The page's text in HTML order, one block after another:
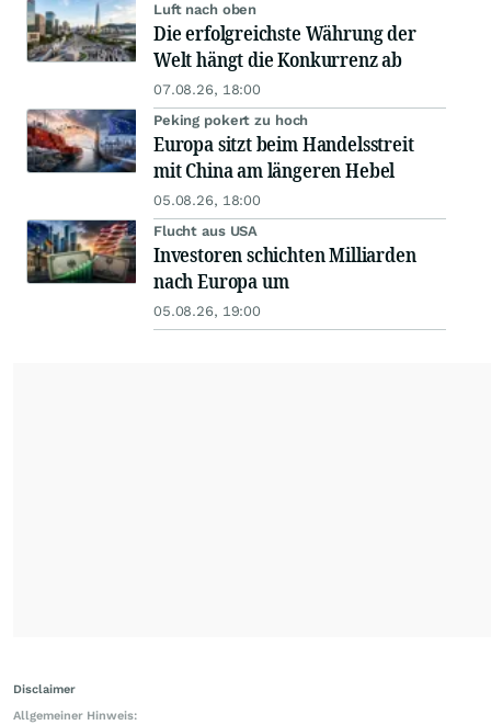
Luft nach oben
Die erfolgreichste Währung der
Welt hängt die Konkurrenz ab
07.08.26, 18:00
Peking pokert zu hoch
Europa sitzt beim Handelsstreit
mit China am längeren Hebel
05.08.26, 18:00
Flucht aus USA
Investoren schichten Milliarden
nach Europa um
05.08.26, 19:00
Disclaimer
Allgemeiner Hinweis: